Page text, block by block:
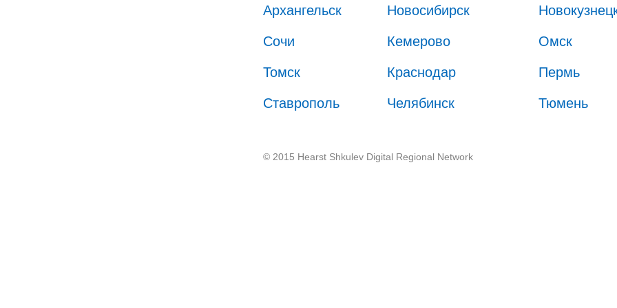
Архангельск Новосибирск
Сочи Кемерово Омск
Томск Краснодар Пермь
Ставрополь Челябинск Тюмень
© 2015 Hearst Shkulev Digital Regional Network